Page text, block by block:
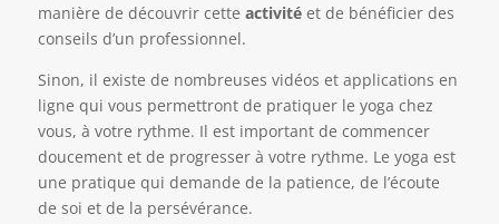
manière de découvrir cette activitéet de bénéficier des
conseils d’un professionnel.
Sinon, il existe de nombreuses vidéos et applications en
ligne qui vous permettront de pratiquer le yoga chez
vous, à votre rythme. Il est important de commencer
doucement et de progresser à votre rythme. Le yoga est
une pratique qui demande de la patience, de l’écoute
de soi et de la persévérance.